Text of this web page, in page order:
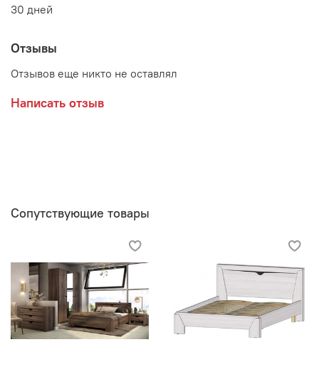
Мебельная фабрика ЛИНАУРА
30 дней
Отзывы
Отзывов еще никто не оставлял
Написать отзыв
Сопутствующие товары